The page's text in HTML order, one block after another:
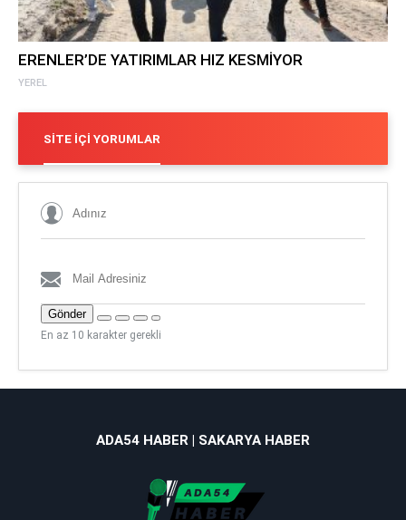
YEREL
ERENLER’DE YATIRIMLAR HIZ KESMİYOR
SITE İÇI YORUMLAR
Gönder
En az 10 karakter gerekli
ADA54 HABER | SAKARYA HABER